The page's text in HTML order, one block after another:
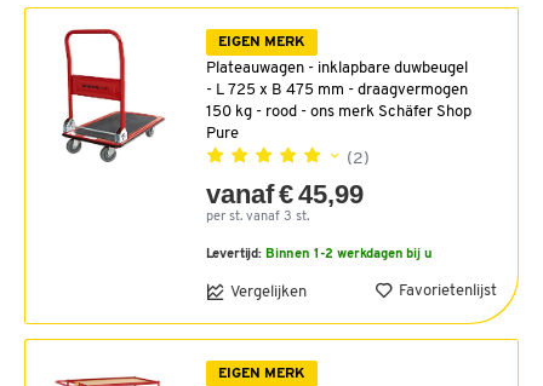
EIGEN MERK
Plateauwagen - inklapbare duwbeugel
- L 725 x B 475 mm - draagvermogen
150 kg - rood - ons merk Schäfer Shop
Pure
(2)
vanaf € 45,99
per st. vanaf 3 st.
Levertijd: Binnen 1-2 werkdagen bij u
Vergelijken Favorietenlijst
EIGEN MERK